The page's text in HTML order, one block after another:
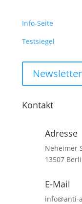
Info-Seite
Testsiegel
Kontakt
Adresse
Neheimer
13507
E-Mail
info@anti-